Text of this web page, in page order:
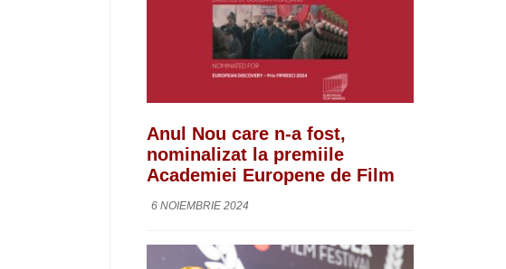
Anul Nou care n-a fost,
nominalizat la premiile
Academiei Europene de Film
6 NOIEMBRIE 2024